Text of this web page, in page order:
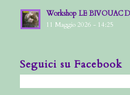
Workshop LE BIVOUAC
11 Maggio 2026 - 14:25
Seguici su Facebook